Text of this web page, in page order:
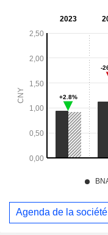
Agenda de la société